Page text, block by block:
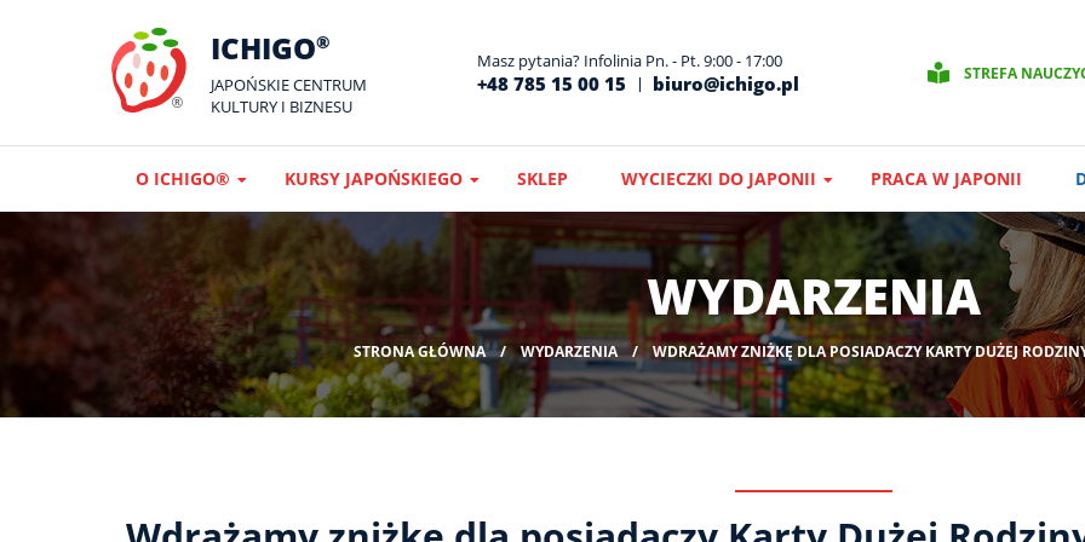
ICHIGO®
JAPOŃSKIE CENTRUM
KULTURY I BIZNESU
Masz pytania? Infolinia Pn. - Pt. 9:00 - 17:00
+48 785 15 00 15 biuro@ichigo.pl STREFA
O ICHIGO® KURSY JAPOŃSKIEGO SKLEP WYCIECZKI DO JAPONII PRACA W JAPONII
WYDARZENIA
STRONA GŁÓWNA WYDARZENIA WDRAŻAMY ZNIŻKĘ DLA POSIADACZY KARTY DUŻEJ